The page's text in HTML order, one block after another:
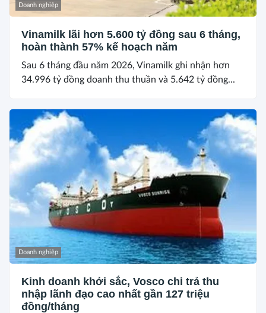
Doanh nghiệp
Vinamilk lãi hơn 5.600 tỷ đồng sau 6 tháng,
hoàn thành 57% kế hoạch năm
Sau 6 tháng đầu năm 2026, Vinamilk ghi nhận hơn
34.996 tỷ đồng doanh thu thuần và 5.642 tỷ đồng...
Doanh nghiệp
Kinh doanh khởi sắc, Vosco chi trả thu
nhập lãnh đạo cao nhất gần 127 triệu
đồng/tháng